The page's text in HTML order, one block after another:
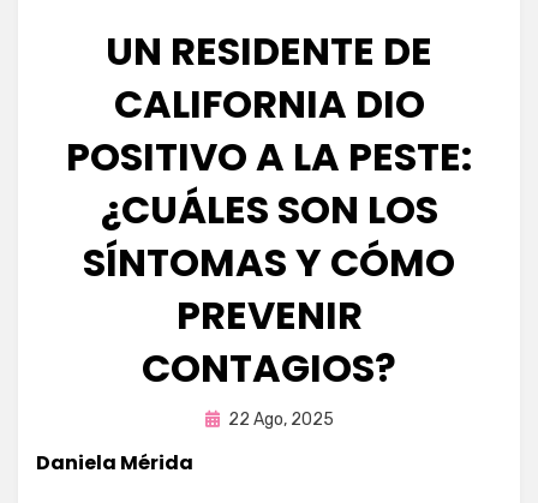
UN RESIDENTE DE
CALIFORNIA DIO
POSITIVO A LA PESTE:
¿CUÁLES SON LOS
SÍNTOMAS Y CÓMO
PREVENIR
CONTAGIOS?
porFernando Miranda Servín
Publicada
22 Ago, 2025
Daniela Mérida